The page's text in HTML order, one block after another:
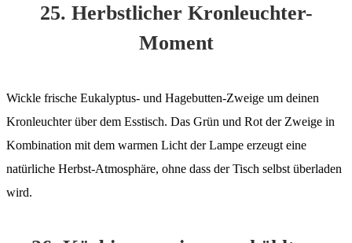
25. Herbstlicher Kronleuchter-
Moment
Wickle frische Eukalyptus- und Hagebutten-Zweige um deinen
Kronleuchter über dem Esstisch. Das Grün und Rot der Zweige in
Kombination mit dem warmen Licht der Lampe erzeugt eine
natürliche Herbst-Atmosphäre, ohne dass der Tisch selbst überladen
wird.